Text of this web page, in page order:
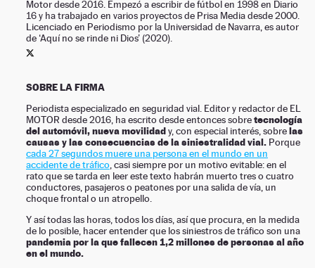
NEWSLETTER
Motor desde 2016. Empezó a escribir de fútbol en 1998 en Diario
16 y ha trabajado en varios proyectos de Prisa Media desde 2000.
Licenciado en Periodismo por la Universidad de Navarra, es autor
de ‘Aquí no se rinde ni Dios’ (2020).
SOBRE LA FIRMA
Periodista especializado en seguridad vial. Editor y redactor de EL
MOTOR desde 2016, ha escrito desde entonces sobretecnología
del automóvil, nueva movilidady, con especial interés, sobrelas
causas y las consecuencias de la siniestralidad vial. Porque
cada 27 segundos muere una persona en el mundo en un
accidente de tráfico , casi siempre por un motivo evitable: en el
rato que se tarda en leer este texto habrán muerto tres o cuatro
conductores, pasajeros o peatones por una salida de vía, un
choque frontal o un atropello.
Y así todas las horas, todos los días, así que procura, en la medida
de lo posible, hacer entender que los siniestros de tráfico son una
pandemia por la que fallecen 1,2 millones de personas al año
en el mundo.